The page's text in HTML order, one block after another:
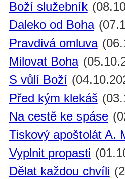
Boží služebník
Daleko od Boha
Pravdivá omluva
Milovat Boha
S vůlí Boží
Před kým klekáš
Na cestě ke spáse
Tiskový apoštolát A.
Vyplnit propasti
Dělat každou chvíli